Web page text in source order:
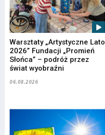
Warsztaty „Artystyczne Lato
2026” Fundacji „Promień
Słońca” – podróż przez
świat wyobraźni
06.08.2026